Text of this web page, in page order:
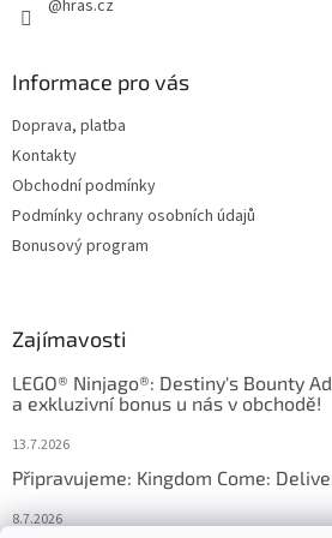
@hras.cz
Informace pro vás
Doprava, platba
Kontakty
Obchodní podmínky
Podmínky ochrany osobních údajů
Bonusový program
Zajímavosti
LEGO® Ninjago®: Destiny's Bounty
a exkluzivní bonus u nás v obchodě!
13.7.2026
Připravujeme: Kingdom Come:
8.7.2026